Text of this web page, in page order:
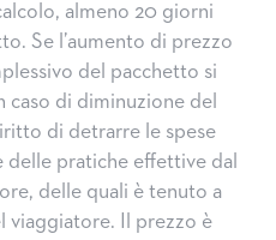
almeno 20 giorni
Se l’aumento di prezzo
del pacchetto si
caso di diminuzione del
di detrarre le spese
pratiche effettive dal
delle quali è tenuto a
viaggiatore. Il prezzo è